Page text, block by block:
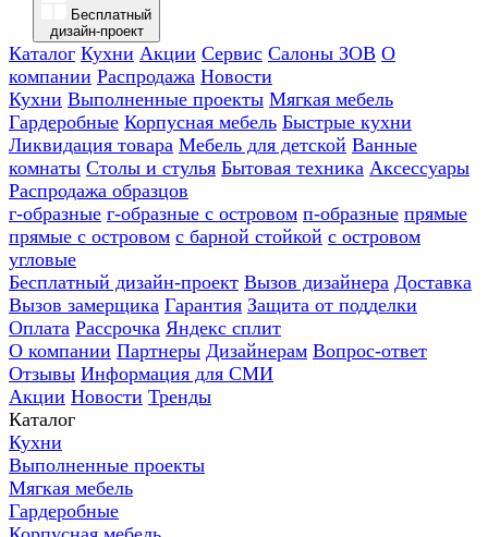
Бесплатный
дизайн-проект
Каталог Кухни Акции Сервис Салоны ЗОВ О
компании Распродажа Новости
Кухни Выполненные проекты Мягкая мебель
Гардеробные Корпусная мебель Быстрые кухни
Ликвидация товара Мебель для детской Ванные
комнаты Столы и стулья Бытовая техника Аксессуары
Распродажа образцов
г-образные г-образные с островом п-образные прямые
прямые с островом с барной стойкой с островом
угловые
Бесплатный дизайн-проект Вызов дизайнера Доставка
Вызов замерщика Гарантия Защита от подделки
Оплата Рассрочка Яндекс сплит
О компании Партнеры Дизайнерам Вопрос-ответ
Отзывы Информация для СМИ
Акции Новости Тренды
Каталог
Кухни
Выполненные проекты
Мягкая мебель
Гардеробные